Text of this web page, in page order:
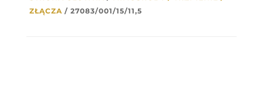
ZŁĄCZA / 27083/001/15/11,5